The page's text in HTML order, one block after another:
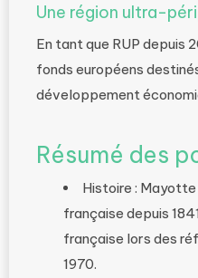
Une région ultra-
En tant que RUP depuis
fonds européens
développement
Résumé des
Histoire :
française depuis
française lors des
1970.